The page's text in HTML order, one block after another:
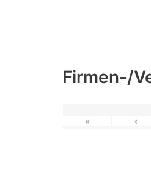
Firmen-/
« ‹